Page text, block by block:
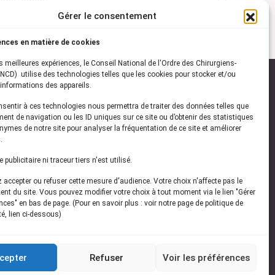
Gérer le consentement
en matière de cookies
meilleures expériences, le Conseil National de l'Ordre des Chirurgiens-
utilise des technologies telles que les cookies pour stocker et/ou
des appareils.
à ces technologies nous permettra de traiter des données telles que
de navigation ou les ID uniques sur ce site ou d’obtenir des statistiques
de notre site pour analyser la fréquentation de ce site et améliorer
publicitaire ni traceur tiers n'est utilisé.
accepter ou refuser cette mesure d'audience. Votre choix n'affecte pas le
du site. Vous pouvez modifier votre choix à tout moment via le lien "Gérer
en bas de page. (Pour en savoir plus : voir notre page de politique de
lien ci-dessous)
Refuser Voir les préférences
vous à notrenewsletter
les dernières actualités de l'ONCD